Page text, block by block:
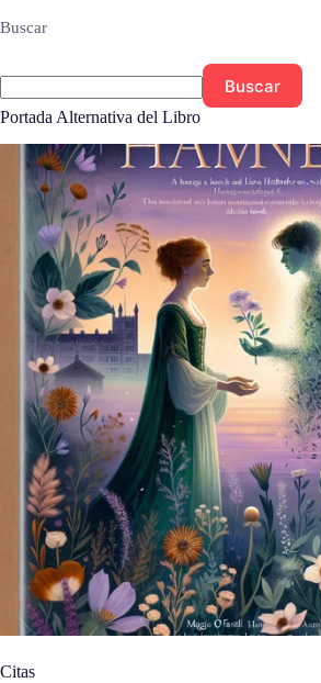
Buscar
Buscar
Portada Alternativa del Libro
Citas